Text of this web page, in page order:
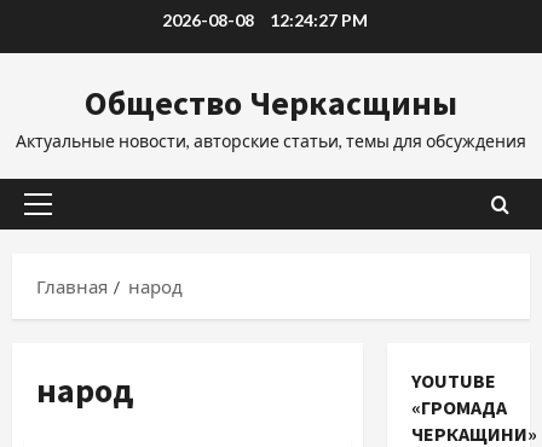
2026-08-08 12:24:27 PM
Общество Черкасщины
Актуальные новости, авторские статьи, темы для обсуждения
Основное
Главная
народ
народ
YOUTUBE
«ГРОМАДА
ЧЕРКАЩИНИ»